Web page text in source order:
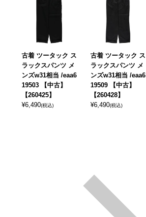
古着 ツータック ス
ラックスパンツ メ
ンズw31相当 /eaa6
19503 【中古】
【260425】
¥6,490(税込)
古着 ツータック ス
ラックスパンツ メ
ンズw31相当 /eaa6
19509 【中古】
【260428】
¥6,490(税込)